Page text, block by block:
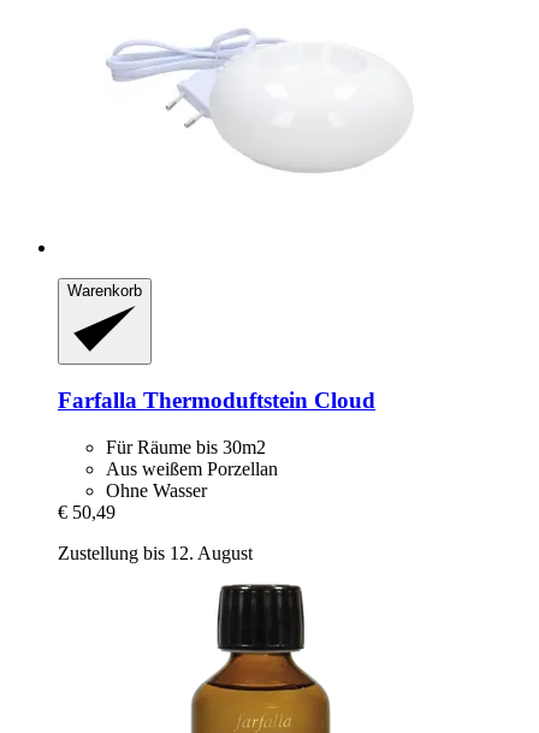
Warenkorb
Farfalla Thermoduftstein Cloud
Für Räume bis 30m2
Aus weißem Porzellan
Ohne Wasser
€ 50,49
Zustellung bis 12. August